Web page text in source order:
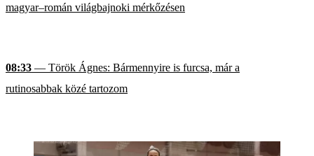
magyar–román világbajnoki mérkőzésen
08:33 — Török Ágnes: Bármennyire is furcsa, már a
rutinosabbak közé tartozom